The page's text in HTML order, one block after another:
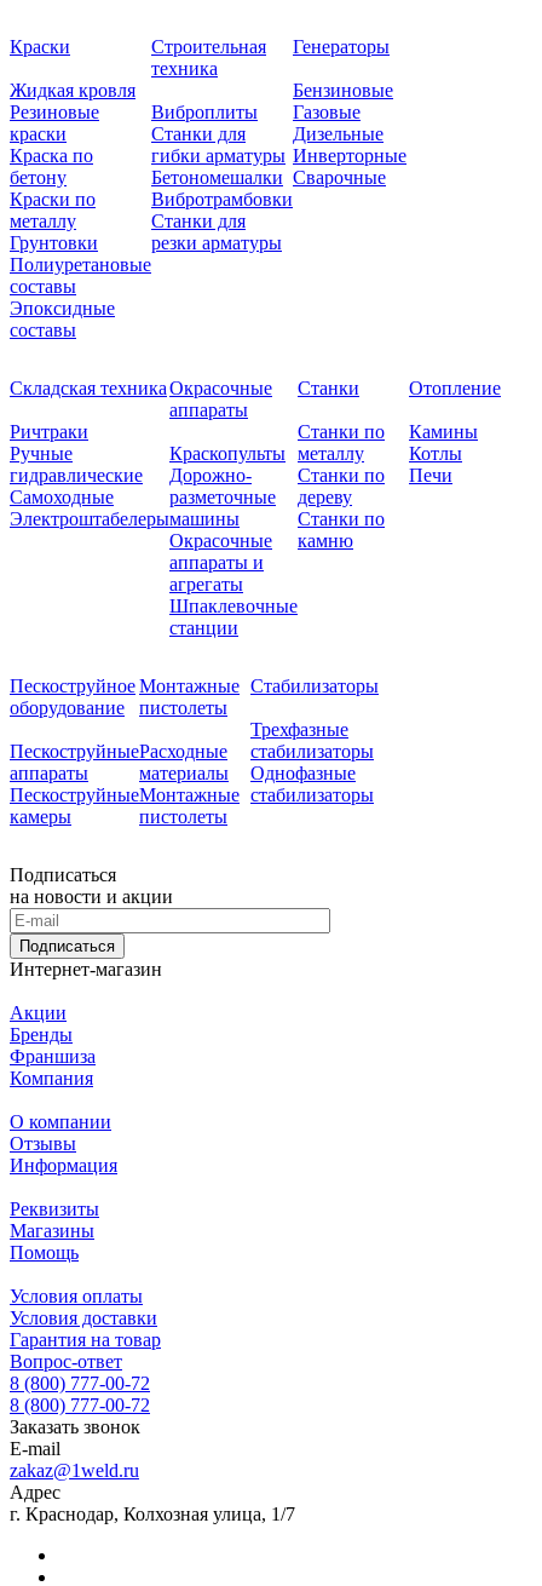
Краски
Жидкая кровля
Резиновые
краски
Краска по
бетону
Краски по
металлу
Грунтовки
Полиуретановые
составы
Эпоксидные
составы
Строительная
техника
Виброплиты
Станки для
гибки арматуры
Бетономешалки
Вибротрамбовки
Станки для
резки арматуры
Генераторы
Бензиновые
Газовые
Дизельные
Инверторные
Сварочные
Складская техника
Ричтраки
Ручные
гидравлические
Самоходные
Электроштабелеры
Окрасочные
аппараты
Краскопульты
Дорожно-
разметочные
машины
Окрасочные
аппараты и
агрегаты
Шпаклевочные
станции
Станки
Станки по
металлу
Станки по
дереву
Станки по
камню
Отопление
Камины
Котлы
Печи
Пескоструйное
оборудование
Пескоструйные
аппараты
Пескоструйные
камеры
Монтажные
пистолеты
Расходные
материалы
Монтажные
пистолеты
Стабилизаторы
Трехфазные
стабилизаторы
Однофазные
стабилизаторы
Подписаться
на новости и акции
Подписаться
Интернет-магазин
Акции
Бренды
Франшиза
Компания
О компании
Отзывы
Информация
Реквизиты
Магазины
Помощь
Условия оплаты
Условия доставки
Гарантия на товар
Вопрос-ответ
8 (800) 777-00-72
8 (800) 777-00-72
Заказать звонок
E-mail
zakaz@1weld.ru
Адрес
г. Краснодар, Колхозная улица, 1/7